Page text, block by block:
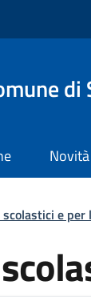
di
Novità
di
scolastici e